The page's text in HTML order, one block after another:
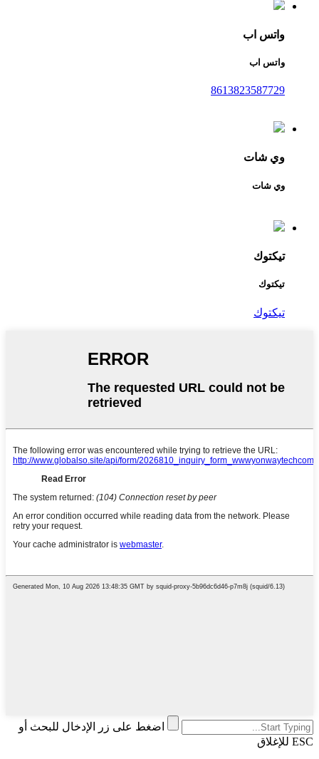
واتس اب
واتس اب
8613823587729
وي شات
وي شات
تيكتوك
تيكتوك
تيكتوك
اضغط على زر الإدخال للبحث أو
ESC للإغلاق